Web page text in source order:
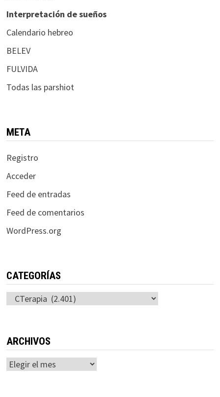
Interpretación de sueños
Calendario hebreo
BELEV
FULVIDA
Todas las parshiot
META
Registro
Acceder
Feed de entradas
Feed de comentarios
WordPress.org
CATEGORÍAS
Categorías
ARCHIVOS
Archivos